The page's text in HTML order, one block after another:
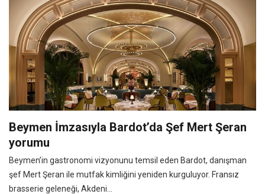
Beymen İmzasıyla Bardot’da Şef Mert Şeran
yorumu
Beymen’in gastronomi vizyonunu temsil eden Bardot, danışman
şef Mert Şeran ile mutfak kimliğini yeniden kurguluyor. Fransız
brasserie geleneği, Akdeni...